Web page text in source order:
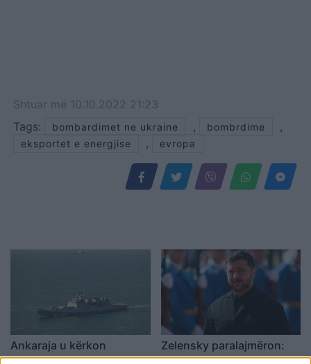
Shtuar më 10.10.2022 21:23
Tags:
bombardimet ne ukraine , bombrdime ,
eksportet e energjise , evropa
Ankaraja u kërkon
Moskës dhe Kievit
Zelensky paralajmëron:
Rusia mund të presë deri